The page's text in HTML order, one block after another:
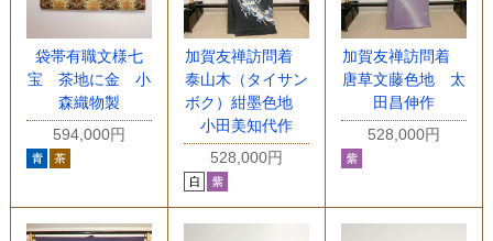
袋帯有職文様七
宝 茶地に金 小
森織物製
594,000円
加賀友禅訪問着
泰山木（タイサン
ボク）紺墨色地
小田美知代作
528,000円
加賀友禅訪問着
唐草文藤色地 太
田昌伸作
528,000円